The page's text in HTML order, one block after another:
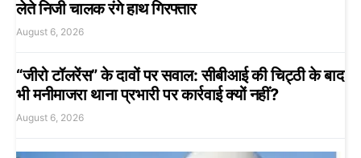
लेते निजी चालक रंगे हाथ गिरफ्तार
August 6, 2026
“जीरो टॉलरेंस” के दावों पर सवाल: सीबीआई की चिट्ठी के बाद
भी मनीमाजरा थाना प्रभारी पर कार्रवाई क्यों नहीं?
August 6, 2026